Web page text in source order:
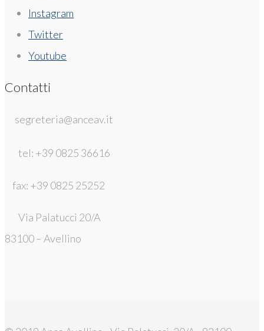
Instagram
Twitter
Youtube
Contatti
segreteria@anceav.it
tel: +39 0825 36616
fax: +39 0825 25252
Via Palatucci 20/A
83100 – Avellino